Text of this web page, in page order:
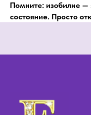
Помните: изобилие —
состояние. Просто